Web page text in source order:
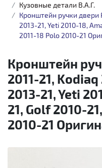
Кузовные детали B.A.Г.
Кронштейн ручки двери
2013-21, Yeti 2010-18,
2011-18 Polo 2010-21
Кронштейн
2011-21,
2013-21, Yeti
21, Golf 2010-
2010-21